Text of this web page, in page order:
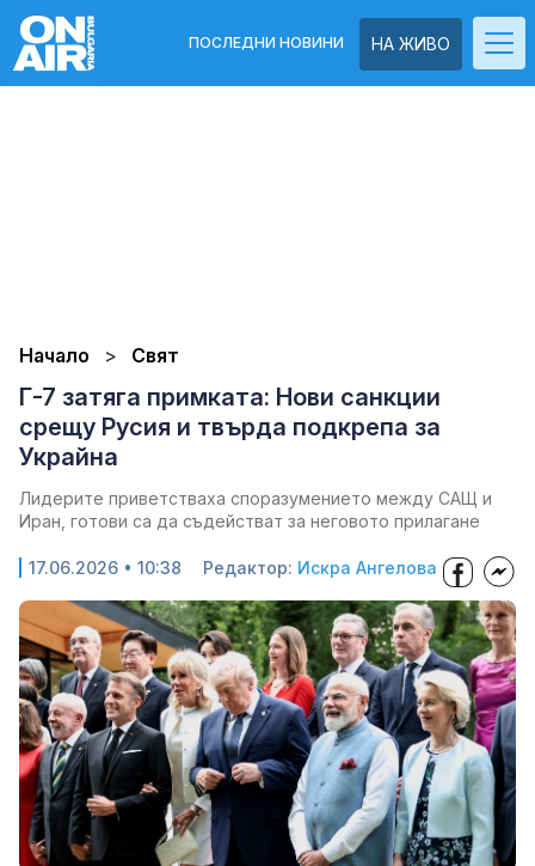
НА ЖИВО
ПОСЛЕДНИ НОВИНИ
Начало Свят
Г-7 затяга примката: Нови санкции
срещу Русия и твърда подкрепа за
Украйна
Лидерите приветстваха споразумението между САЩ и
Иран, готови са да съдействат за неговото прилагане
17.06.2026 • 10:38 Редактор: Искра Ангелова